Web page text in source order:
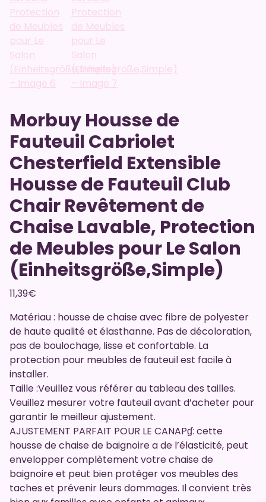
Morbuy Housse de
Fauteuil Cabriolet
Chesterfield Extensible
Housse de Fauteuil Club
Chair Revêtement de
Chaise Lavable, Protection
de Meubles pour Le Salon
(Einheitsgröße,Simple)
11,39€
Matériau : housse de chaise avec fibre de polyester
de haute qualité et élasthanne. Pas de décoloration,
pas de boulochage, lisse et confortable. La
protection pour meubles de fauteuil est facile à
installer.
Taille :Veuillez vous référer au tableau des tailles.
Veuillez mesurer votre fauteuil avant d’acheter pour
garantir le meilleur ajustement.
AJUSTEMENT PARFAIT POUR LE CANAPɠ: cette
housse de chaise de baignoire a de l’élasticité, peut
envelopper complètement votre chaise de
baignoire et peut bien protéger vos meubles des
taches et prévenir leurs dommages. Il convient très